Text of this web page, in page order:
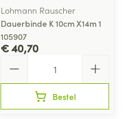
Lohmann Rauscher
Dauerbinde K 10cm X14m 1
105907
€ 40,70
Bestel